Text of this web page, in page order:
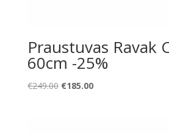
Praustuvas Ravak
60cm -25%
€249.00 Original
€185.00Current